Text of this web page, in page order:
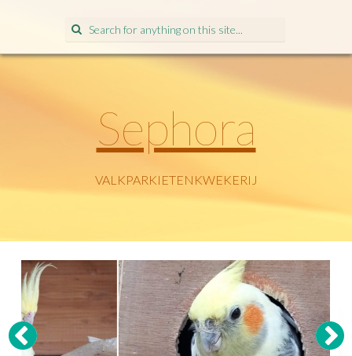
Search
for:
Sephora
VALKPARKIETENKWEKERIJ